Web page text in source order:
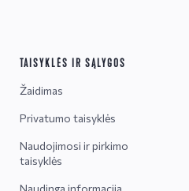
TAISYKLĖS IR SĄLYGOS
Žaidimas
Privatumo taisyklės
Naudojimosi ir pirkimo
taisyklės